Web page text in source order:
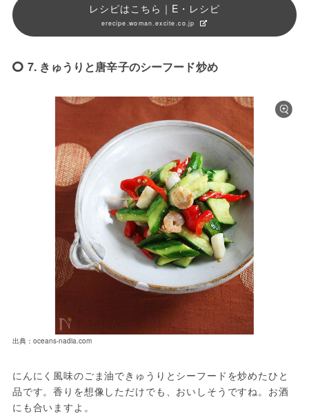
レシピはこちら｜E・レシピ
erecipe.woman.excite.co.jp
7. きゅうりと唐辛子のシーフード炒め
出典：oceans-nadia.com
にんにく風味のごま油できゅうりとシーフードを炒めたひと
品です。香りを想像しただけでも、おいしそうですね。お酒
にも合いますよ。